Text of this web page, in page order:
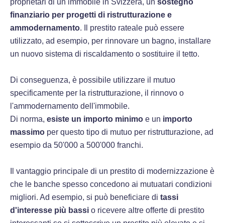
proprietari di un immobile in Svizzera, un sostegno
finanziario per progetti di ristrutturazione e
ammodernamento. Il prestito rateale può essere
utilizzato, ad esempio, per rinnovare un bagno, installare
un nuovo sistema di riscaldamento o sostituire il tetto.
Di conseguenza, è possibile utilizzare il mutuo
specificamente per la ristrutturazione, il rinnovo o
l'ammodernamento dell'immobile.
Di norma, esiste un importo minimo e un importo
massimo per questo tipo di mutuo per ristrutturazione, ad
esempio da 50'000 a 500'000 franchi.
Il vantaggio principale di un prestito di modernizzazione è
che le banche spesso concedono ai mutuatari condizioni
migliori. Ad esempio, si può beneficiare di tassi
d'interesse più bassi o ricevere altre offerte di prestito